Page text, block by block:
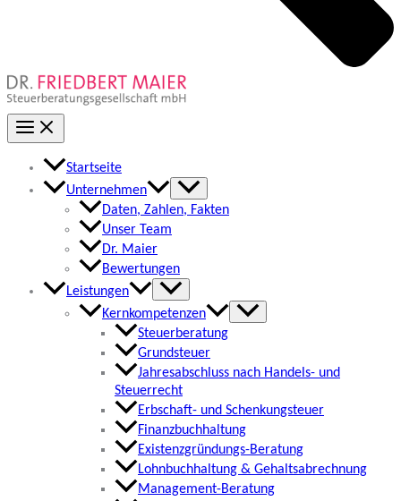
Startseite
Unternehmen
Daten, Zahlen, Fakten
Unser Team
Dr. Maier
Bewertungen
Leistungen
Kernkompetenzen
Steuerberatung
Grundsteuer
Jahresabschluss nach Handels- und
Steuerrecht
Erbschaft- und Schenkungsteuer
Finanzbuchhaltung
Existenzgründungs-Beratung
Lohnbuchhaltung & Gehaltsabrechnung
Management-Beratung